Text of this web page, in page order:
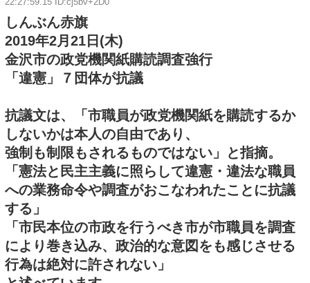
しんぶん赤旗
2019年2月21日(木)
金沢市の政党機関紙購読調査強行
「違憲」７団体が抗議
抗議文は、「市職員が政党機関紙を購読するか
しないかは本人の自由であり、
強制も制限もされるものではない」と指摘。
「憲法と民主主義に照らして違憲・違法な職員
への業務命令や調査がおこなわれたことに抗議
する」
「市民本位の市政を行うべき市が市職員を調査
により巻き込み、政治的な意図をも感じさせる
行為は絶対に許されない」